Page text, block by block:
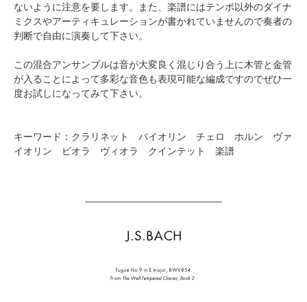
ないように注意を要します。また、楽譜にはテンポ以外のダイナ
ミクスやアーティキュレーションが書かれていませんので奏者の
判断で自由に演奏して下さい。
この混合アンサンブルは音が大変良く混じり合う上に木管と金管
が入ることによって多彩な音色も表現可能な編成ですのでぜひ一
度お試しになってみて下さい。
キーワード：クラリネット バイオリン チェロ ホルン ヴァ
イオリン ビオラ ヴィオラ クインテット 楽譜